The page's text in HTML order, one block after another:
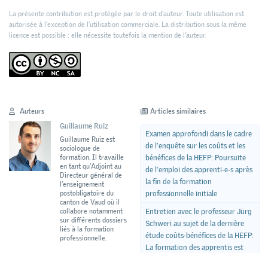
La présente contribution est protégée par le droit d'auteur. Toute utilisation est
autorisée à l'exception de l'utilisation commerciale. La distribution sous la même
licence est possible ; elle nécessite toutefois la mention de l’auteur.
Auteurs
Guillaume Ruiz
Guillaume Ruiz est
sociologue de
formation. Il travaille
en tant qu’Adjoint au
Directeur général de
l’enseignement
postobligatoire du
canton de Vaud où il
collabore notamment
sur différents dossiers
liés à la formation
professionnelle.
Articles similaires
Examen approfondi dans le cadre
de l’enquête sur les coûts et les
bénéfices de la HEFP: Poursuite
de l’emploi des apprenti-e-s après
la fin de la formation
professionnelle initiale
Entretien avec le professeur Jürg
Schweri au sujet de la dernière
étude coûts-bénéfices de la HEFP:
La formation des apprentis est